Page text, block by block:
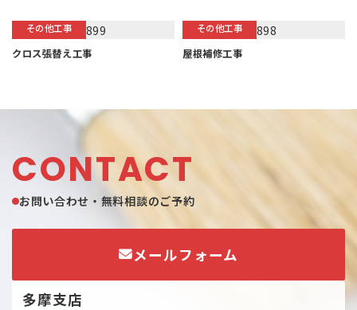
その他工事
クロス張替え工事
その他工事
屋根補修工事
CONTACT
お問い合わせ・無料相談のご予約
メールフォーム
多摩支店